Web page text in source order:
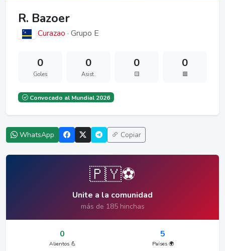
R. Bazoer
Curazao · Grupo E
0
Goles
0
Asist.
0
🟨
0
🟥
Convocado al Mundial 2026
WhatsApp Copiar
🇵🇾⚽
Unite a la comunidad
más de 185 hinchas
0
Alientos 💪
5
Países 🌍